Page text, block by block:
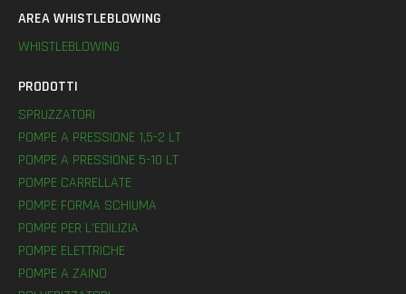
AREA WHISTLEBLOWING
WHISTLEBLOWING
PRODOTTI
SPRUZZATORI
POMPE A PRESSIONE 1,5-2 LT
POMPE A PRESSIONE 5-10 LT
POMPE CARRELLATE
POMPE FORMA SCHIUMA
POMPE PER L’EDILIZIA
POMPE ELETTRICHE
POMPE A ZAINO